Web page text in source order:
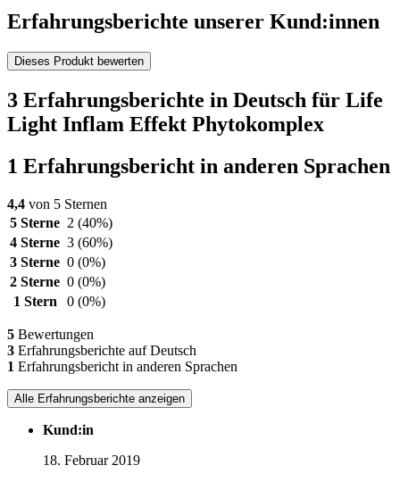
Erfahrungsberichte unserer Kund:innen
Dieses Produkt bewerten
3 Erfahrungsberichte in Deutsch für Life
Light Inflam Effekt Phytokomplex
1 Erfahrungsbericht in anderen Sprachen
4,4 von 5 Sternen
5 Sterne 2 (40%)
4 Sterne 3 (60%)
3 Sterne 0 (0%)
2 Sterne 0 (0%)
1 Stern
0 (0%)
5 Bewertungen
3 Erfahrungsberichte auf Deutsch
1 Erfahrungsbericht in anderen Sprachen
Alle Erfahrungsberichte anzeigen
Kund:in
18. Februar 2019